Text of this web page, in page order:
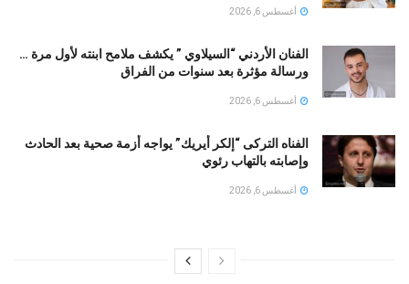
أغسطس 6, 2026
الفنان الأردني “السيلاوي ” يكشف ملامح ابنته لأول مرة …
ورسالة مؤثرة بعد سنوات من الفراق
أغسطس 6, 2026
الفناه التركى “إلكر أيريك” يواجه أزمة صحية بعد الحادث
وإصابته بالتهاب رئوي
أغسطس 6, 2026